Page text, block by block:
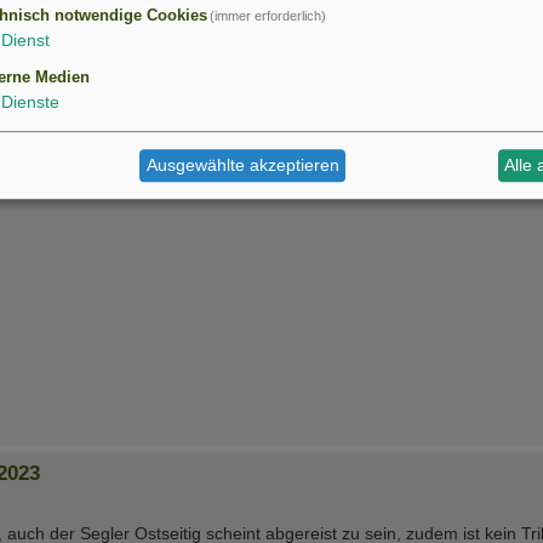
der Segler Ostseitig scheint abgereist zu sein, zudem ist kein
notwendige Cookies(immer erforderlich)
Dienst
Medien
Dienste
Ausgewählte akzeptieren Alle